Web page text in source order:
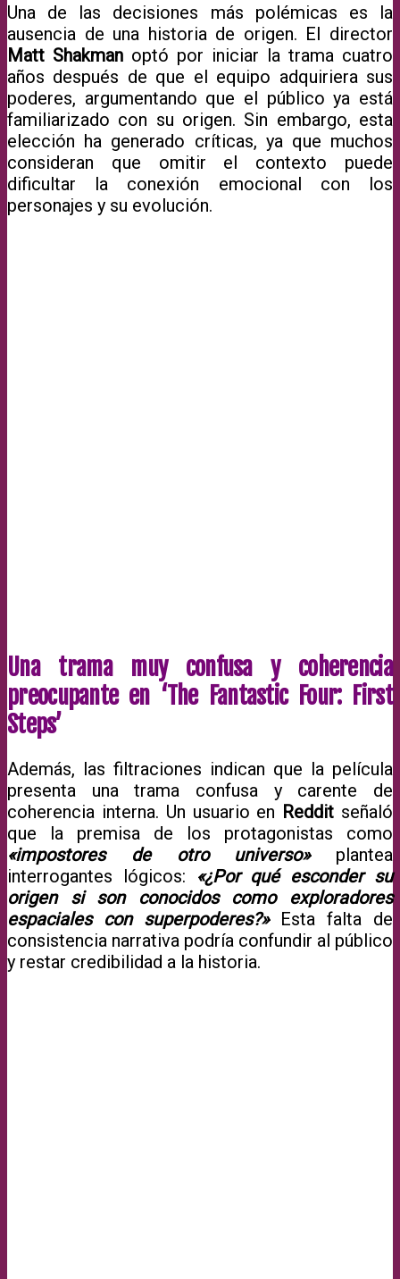
Una de las decisiones más polémicas es la
ausencia de una historia de origen. El director
Matt Shakman optó por iniciar la trama cuatro
años después de que el equipo adquiriera sus
poderes, argumentando que el público ya está
familiarizado con su origen. Sin embargo, esta
elección ha generado críticas, ya que muchos
consideran que omitir el contexto puede
dificultar la conexión emocional con los
personajes y su evolución.
Una trama muy confusa y coherencia
preocupante en ‘The Fantastic Four: First
Steps’
Además, las filtraciones indican que la película
presenta una trama confusa y carente de
coherencia interna. Un usuario en Reddit señaló
que la premisa de los protagonistas como
«impostores de otro universo»plantea
interrogantes lógicos: «¿Por qué esconder su
origen si son conocidos como exploradores
espaciales con superpoderes?»Esta falta de
consistencia narrativa podría confundir al público
y restar credibilidad a la historia.